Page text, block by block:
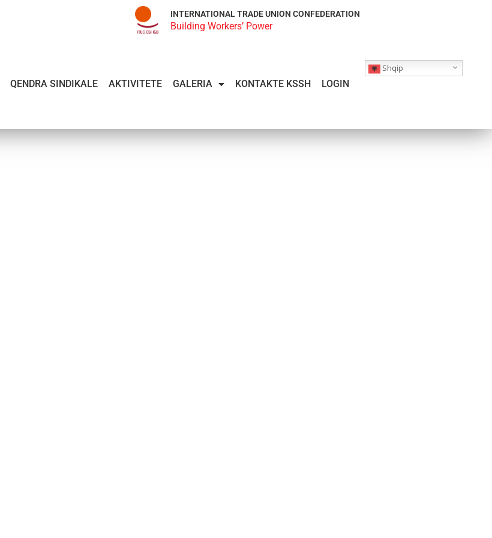
INTERNATIONAL TRADE UNION CONFEDERATION
Building Workers’ Power
QENDRA SINDIKALE AKTIVITETE GALERIA KONTAKTE KSSH LOGIN
Shqip